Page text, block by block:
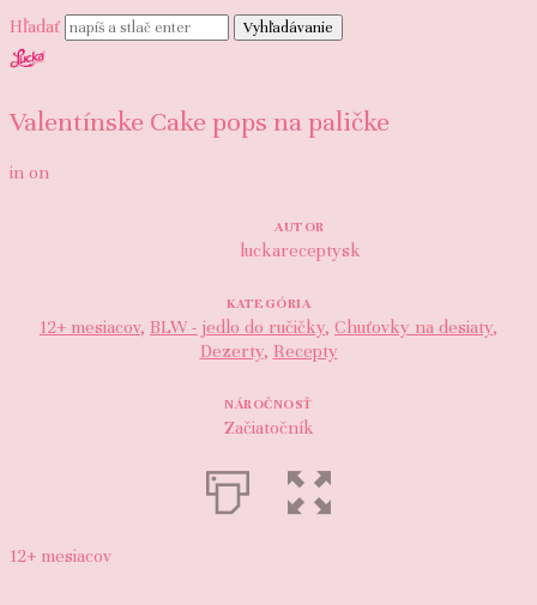
Hľadať
Valentínske Cake pops na paličke
in on
AUTOR
luckareceptysk
KATEGÓRIA
12+ mesiacov, BLW - jedlo do ručičky, Chuťovky na desiaty,
Dezerty, Recepty
NÁROČNOSŤ
Začiatočník
12+ mesiacov